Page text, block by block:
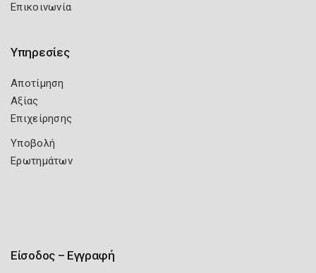
Επικοινωνία
Υπηρεσίες
Αποτίμηση
Αξίας
Επιχείρησης
Υποβολή
Ερωτημάτων
Είσοδος – Εγγραφή